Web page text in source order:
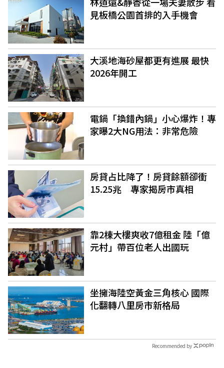
見板橋公園首排的入手機會
大溪地海砂屋都更有進展 最快
2026年開工
電鍋「換錯內鍋」小心爆炸！專
家曝2大NG用法：非常危險
房貸占比降了！房貸餘額卻衝
15.25兆 專家揭房市真相
靠2棟大樓爽收7億租金 陸「億
元村」帶百位老人出國玩
坐擁海陸空黃金三角核心 國際
化翻轉八里房市新格局
Recommended by